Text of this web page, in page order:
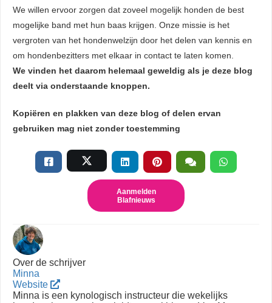
We willen ervoor zorgen dat zoveel mogelijk honden de best
mogelijke band met hun baas krijgen. Onze missie is het
vergroten van het hondenwelzijn door het delen van kennis en
om hondenbezitters met elkaar in contact te laten komen.
We vinden het daarom helemaal geweldig als je deze blog
deelt via onderstaande knoppen.
Kopiëren en plakken van deze blog of delen ervan
gebruiken mag niet zonder toestemming
Aanmelden
Blafnieuws
Over de schrijver
Minna
Website
Minna is een kynologisch instructeur die wekelijks